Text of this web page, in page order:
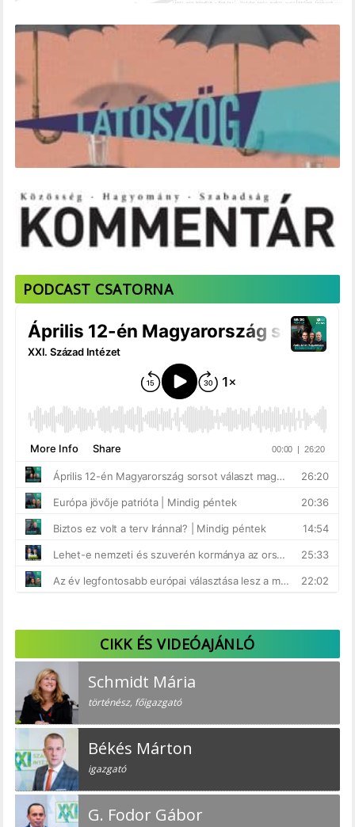
PODCAST CSATORNA
CIKK ÉS VIDEÓAJÁNLÓ
Schmidt Mária
történész, főigazgató
Békés Márton
igazgató
G. Fodor Gábor